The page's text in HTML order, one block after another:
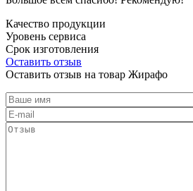
Качество продукции
Уровень сервиса
Срок изготовления
Оставить отзыв
Оставить отзыв на товар Жирафо